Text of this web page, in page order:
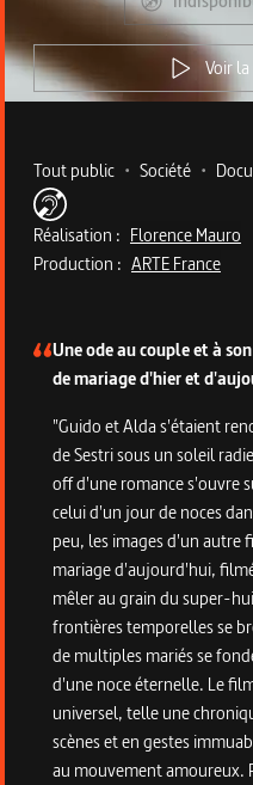
Voir
Metadata du
Tout public • Société •
Réalisation : Florence Mauro
Production : ARTE France
Une ode au couple et à
de mariage d'hier et
"Guido et Alda s'étaient
de Sestri sous un soleil
off d'une romance s'ouvre
celui d'un jour de noces
peu, les images d'un autre
mariage d'aujourd'hui,
mêler au grain du super-
frontières temporelles se
de multiples mariés se
d'une noce éternelle. Le
universel, telle une
scènes et en gestes
au mouvement amoureux.